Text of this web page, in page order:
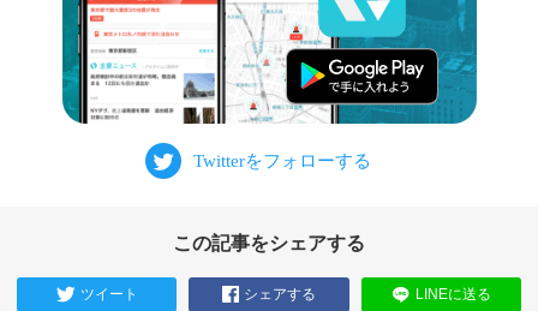
この記事をシェアする
ツイート シェアする LINEに送る